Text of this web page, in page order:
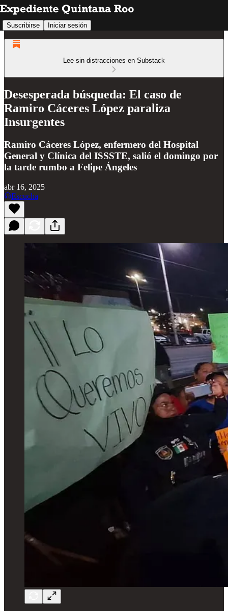
Suscribirse Iniciar sesión
Lee sin distracciones en Substack
Desesperada búsqueda: El caso de
Ramiro Cáceres López paraliza
Insurgentes
Ramiro Cáceres López, enfermero del Hospital
General y Clínica del ISSSTE, salió el domingo por
la tarde rumbo a Felipe Ángeles
abr 16, 2025
Escucha